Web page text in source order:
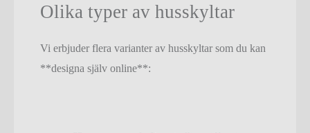
Olika typer av husskyltar
Vi erbjuder flera varianter av husskyltar som du kan
**designa själv online**: